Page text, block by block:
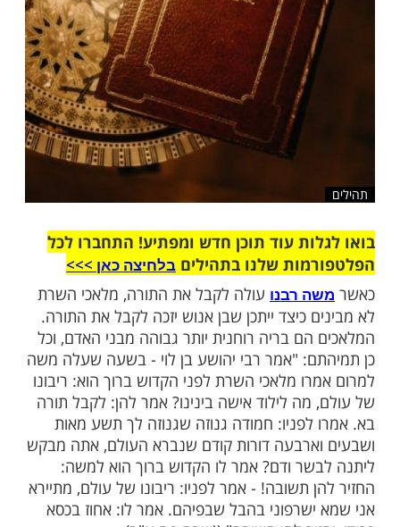
עוד תוכן חדש ומפתיע! התחברו לכל
שלנו בתהיליםבלחיצה כאן >>>​
רבנועולה לקבל את התורה, מלאכי השרת